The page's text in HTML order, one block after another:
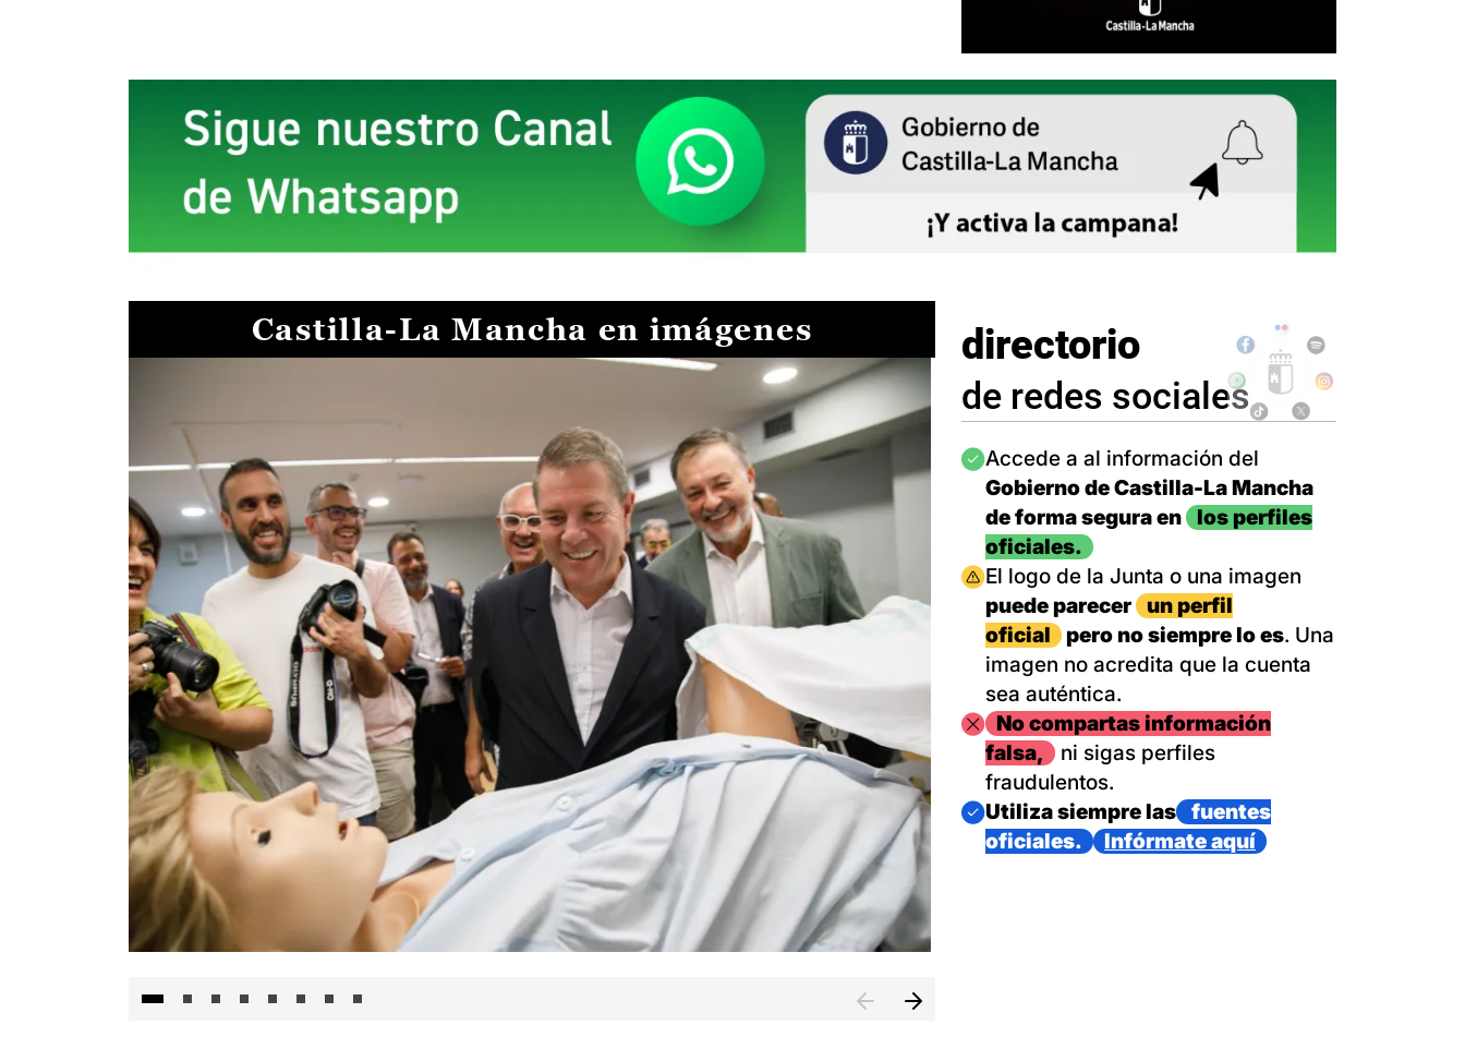
Castilla-La Mancha en imágenes directorio
de redes sociales
Imagen
Accede a al información del
Gobierno de Castilla-La Mancha
de forma segura en
los perfiles
oficiales.
Imagen
El logo de la Junta o una imagen
puede parecer
un perfil
oficial
pero no siempre lo es. Una
imagen no acredita que la cuenta
sea auténtica.
ImagenNo compartas información
falsa,
ni sigas perfiles
fraudulentos.
Imagen
Utiliza siempre las
fuentes
oficiales.
Infórmate aquí